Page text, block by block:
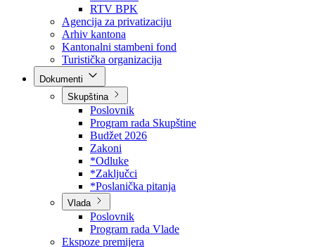
Direkcija za šumarstvo
Javna preduzeća
BPK šume
RTV BPK
Agencija za privatizaciju
Arhiv kantona
Kantonalni stambeni fond
Turistička organizacija
Skupština
Poslovnik
Program rada Skupštine
Budžet 2026
Zakoni
*Odluke
*Zaključci
*Poslanička pitanja
Vlada